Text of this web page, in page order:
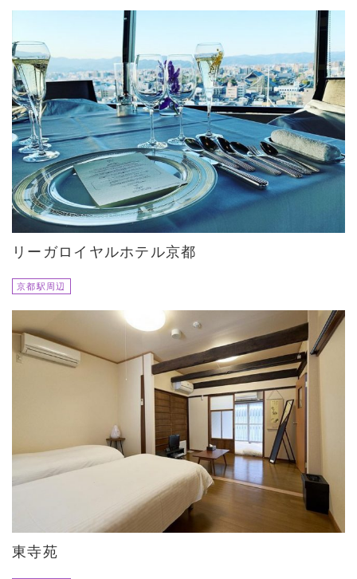
リーガロイヤルホテル京都
京都駅周辺
東寺苑